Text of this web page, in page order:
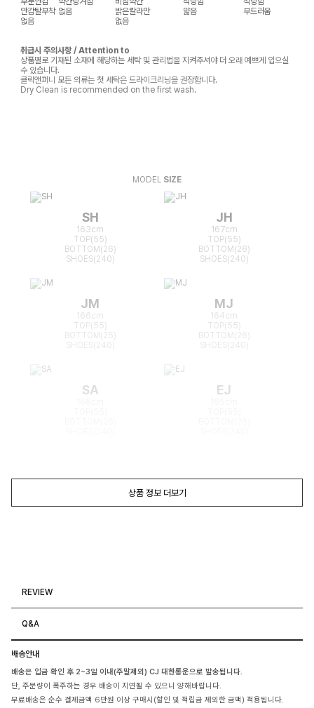
안감탈부착 없음 밝은칼라만 얇음
부드러움
없음
없음
취급시 주의사항 / Attention to
상품별로 기재된 소재에 해당하는 세탁 및 관리법을 지켜주셔야 더 오래 예쁘게 입으실
수 있습니다.
클릭앤퍼니 모든 의류는 첫 세탁은 드라이크리닝을 권장합니다.
Dry Clean is recommended on the first wash.
MODEL SIZE
SH
163cm
TOP(55)
BOTTOM(26)
SHOES(240)
JH
167cm
TOP(55)
BOTTOM(26)
SHOES(240)
JM
166cm
TOP(55)
BOTTOM(25)
MJ
164cm
TOP(55)
BOTTOM(26)
SA EJ
상품 정보 더보기
REVIEW
Q&A
배송안내
배송은 입금 확인 후 2~3일 이내(주말제외) CJ 대한통운으로 발송됩니다.
단, 주문량이 폭주하는 경우 배송이 지연될 수 있으니 양해바랍니다.
무료배송은 순수 결제금액 6만원 이상 구매시(할인 및 적립금 제외한 금액) 적용됩니다.